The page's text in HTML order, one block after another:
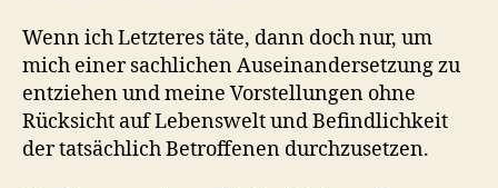
Wenn ich Letzteres täte, dann doch nur, um
mich einer sachlichen Auseinandersetzung zu
entziehen und meine Vorstellungen ohne
Rücksicht auf Lebenswelt und Befindlichkeit
der tatsächlich Betroffenen durchzusetzen.